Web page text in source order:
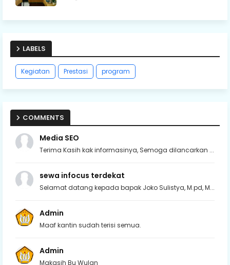
LABELS
Kegiatan Prestasi program
COMMENTS
Media SEO
Terima Kasih kak informasinya, Semoga dilancarkan ...
sewa infocus terdekat
Selamat datang kepada bapak Joko Sulistya, M.pd, M...
Admin
Maaf kantin sudah terisi semua.
Admin
Makasih Bu Wulan